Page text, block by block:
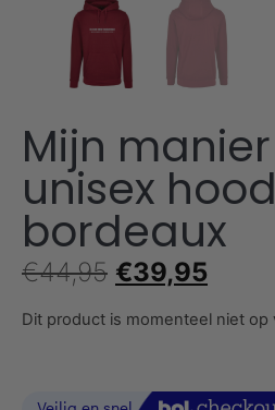
Mijn
unisex
bordeaux
€44,95 €39,95
Dit product is momenteel niet op